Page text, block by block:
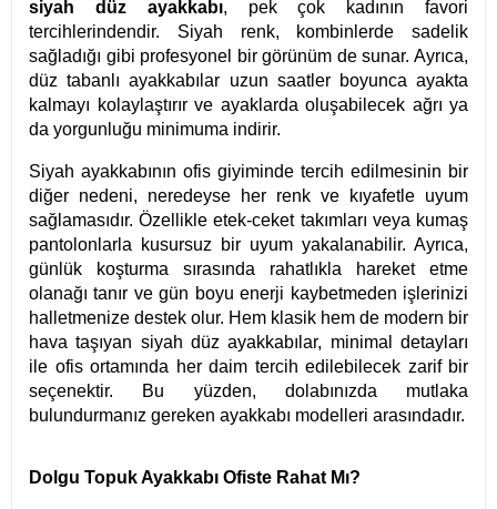
siyah düz ayakkabı, pek çok kadının favori
tercihlerindendir. Siyah renk, kombinlerde sadelik
sağladığı gibi profesyonel bir görünüm de sunar. Ayrıca,
düz tabanlı ayakkabılar uzun saatler boyunca ayakta
kalmayı kolaylaştırır ve ayaklarda oluşabilecek ağrı ya
da yorgunluğu minimuma indirir.
Siyah ayakkabının ofis giyiminde tercih edilmesinin bir
diğer nedeni, neredeyse her renk ve kıyafetle uyum
sağlamasıdır. Özellikle etek-ceket takımları veya kumaş
pantolonlarla kusursuz bir uyum yakalanabilir. Ayrıca,
günlük koşturma sırasında rahatlıkla hareket etme
olanağı tanır ve gün boyu enerji kaybetmeden işlerinizi
halletmenize destek olur. Hem klasik hem de modern bir
hava taşıyan siyah düz ayakkabılar, minimal detayları
ile ofis ortamında her daim tercih edilebilecek zarif bir
seçenektir. Bu yüzden, dolabınızda mutlaka
bulundurmanız gereken ayakkabı modelleri arasındadır.
Dolgu Topuk Ayakkabı Ofiste Rahat Mı?